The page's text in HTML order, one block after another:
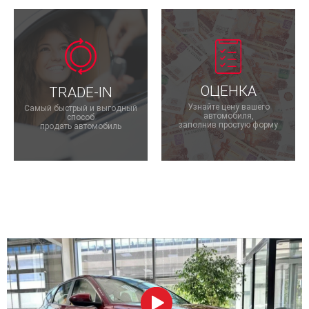
TRADE-IN
Самый быстрый и выгодный
способ
продать автомобиль
ОЦЕНКА
Узнайте цену вашего
автомобиля,
заполнив простую форму